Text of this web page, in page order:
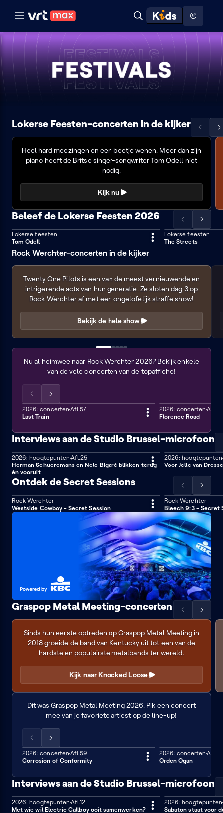
Naar hoofdinhoud Naar audiodescriptie Naar help
Naar nuttige links
Hoog contrast modus
menu
Zoeken
ontdekken
Festivals
Lokerse Feesten-concerten in de kijker
Scrol
lijst
Tom
Odell
Heel hard meezingen en een beetje wenen. Meer dan zijn
piano heeft de Britse singer-songwriter Tom Odell niet
nodig.
Kijk nu
Beleef de Lokerse Feesten 2026
Scrol
de
lijst
links
Scrol
de
rechts
29 min
Lokerse feesten
Tom Odell
45 min
Lokerse feesten
The Streets
Rock Werchter-concerten in de kijker
Rock
Werchter
2026:
Twenty
One
Pilots
Twenty One Pilots is een van de meest vernieuwende en
intrigerende acts van hun generatie. Ze sloten dag 3 op
Rock Werchter af met een ongelofelijk straffe show!
Bekijk de hele show
Concerten
van
Rock
Nu al heimwee naar Rock Werchter 2026? Bekijk enkele
van de vele concerten van de topaffiche!
Scrol
de
lijst
links
Scrol
de
lijst
rechts
42 min
2026: concerten Afl.57
Last Train
12 min
2026: concerten
Florence Road
Interviews aan de Studio Brussel-microfoon
8 min
2026: hoogtepuntenAfl.25
Herman Schueremans en Nele Bigaré blikken terug
én vooruit
4 min
2026: hoogtepunten
Voor Jelle van
Ontdek de Secret Sessions
Scrol
de
lijst
naar
links
Scrol
de
lijst
naar
rechts
24 min
Rock Werchter
Westside Cowboy - Secret Session
14 min
Rock Werchter
Bleech 9:3 - Secret
Graspop Metal Meeting-concerten
Scrol
lijst
naar
links
Scrol
Knocked
Loose
Sinds hun eerste optreden op Graspop Metal Meeting in
2018 groeide de band van Kentucky uit tot een van de
hardste en populairste metalbands ter wereld.
Kijk naar Knocked Loose
Concerten
van
Graspop
Dit was Graspop Metal Meeting 2026. Pik een concert
mee van je favoriete artiest op de line-up!
Scrol
de
lijst
links
Scrol
de
lijst
rechts
53 min
2026: concerten Afl.59
Corrosion of Conformity
44 min
2026: concertenAfl.58
Orden Ogan
Interviews aan de Studio Brussel-microfoon
10 min
2026: hoogtepunten Afl.12
Met wie wil Electric Callboy ooit samenwerken?
7 min
2026: hoogtepunten
Sabaton staat voor